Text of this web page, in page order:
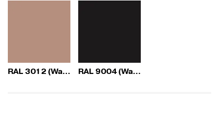
RAL 3012 (Wave) RAL 9004 (Wave)